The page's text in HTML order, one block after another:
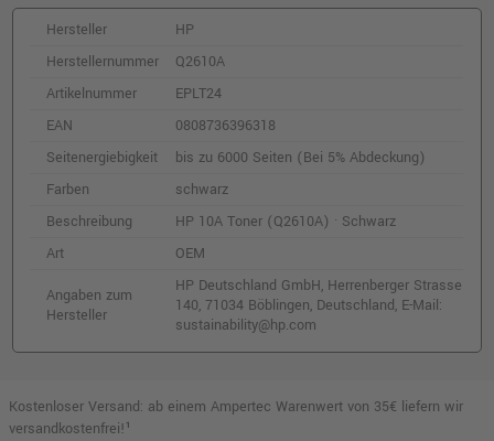
Hersteller
HP
Herstellernummer
Q2610A
Artikelnummer
EPLT24
EAN
0808736396318
Seitenergiebigkeit
bis zu 6000 Seiten (Bei 5% Abdeckung)
Farben
schwarz
Beschreibung
HP 10A Toner (Q2610A) · Schwarz
Art
OEM
Angaben zum
Hersteller
HP Deutschland GmbH, Herrenberger Strasse
140, 71034 Böblingen, Deutschland, E-Mail:
sustainability@hp.com
Kostenloser Versand: ab einem Ampertec Warenwert von 35€ liefern wir
versandkostenfrei!¹